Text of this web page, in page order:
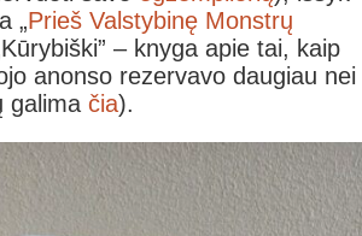
„Prieš Valstybinę Monstrų
– knyga apie tai, kaip
anonso rezervavo daugiau nei
galima čia).